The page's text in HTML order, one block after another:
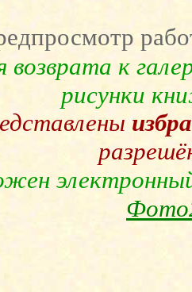
возврата к
рисунки